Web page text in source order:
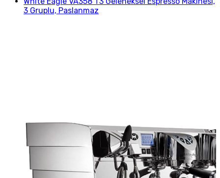
3 Gruplu, Paslanmaz